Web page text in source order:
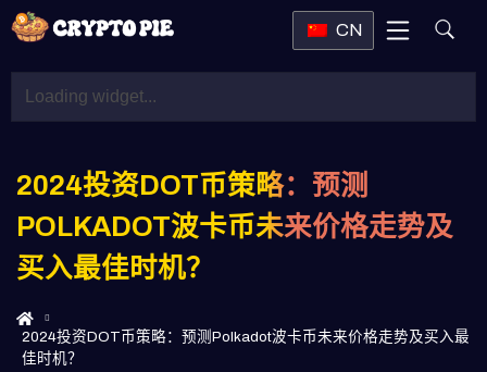
CN
2024投资DOT币策略：预测
POLKADOT波卡币未来价格走势及
买入最佳时机？
2024投资DOT币策略：预测Polkadot波卡币未来价格走势及买入最
佳时机？